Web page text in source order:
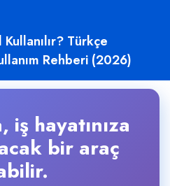
Türkçe
Rehberi (2026)
iş hayatınıza
bir araç